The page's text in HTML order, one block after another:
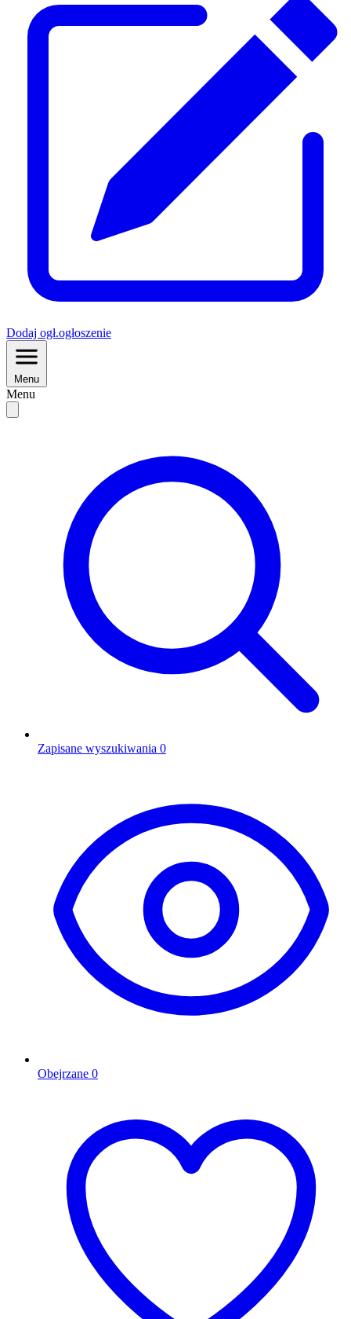
Dodaj ogł.ogłoszenie
Menu
Menu
Zapisane wyszukiwania 0
Obejrzane 0